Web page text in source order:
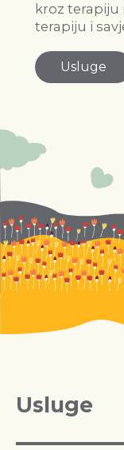
kroz
terapiju i
Usluge
Usluge